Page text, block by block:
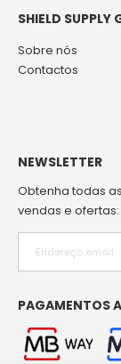
SHIELD SUPPLY
Sobre nós
Contactos
NEWSLETTER
Obtenha todas
vendas e ofertas:
PAGAMENTOS